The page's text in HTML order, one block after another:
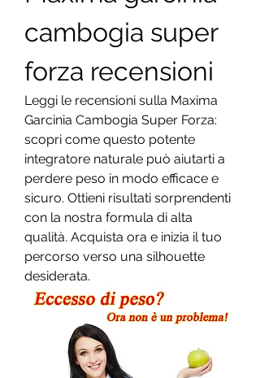
cambogia super
forza recensioni
Leggi le recensioni sulla Maxima
Garcinia Cambogia Super Forza:
scopri come questo potente
integratore naturale può aiutarti a
perdere peso in modo efficace e
sicuro. Ottieni risultati sorprendenti
con la nostra formula di alta
qualità. Acquista ora e inizia il tuo
percorso verso una silhouette
desiderata.